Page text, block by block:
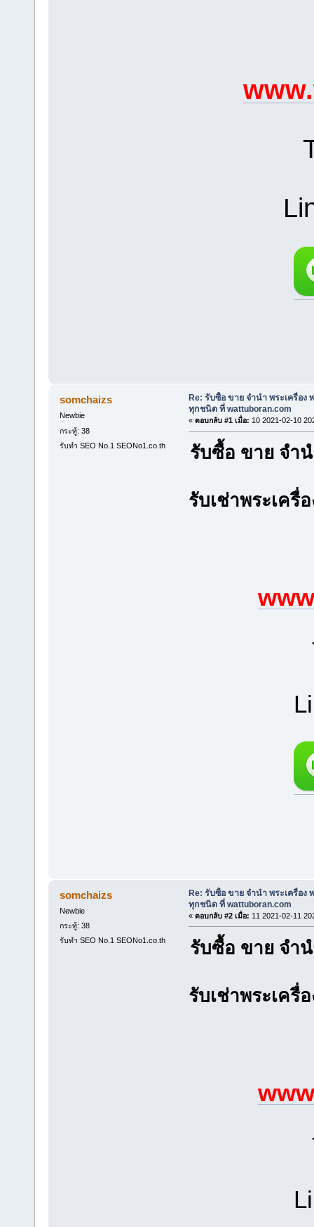
somchaizs
Newbie
กระทู้: 38
รับทำ SEO No.1 SEONo1.co.th
Re: รับซื้อ ขาย จำนำ พระเครื่อง
ทุกชนิด ที่ wattuboran.com
« ตอบกลับ #1 เมื่อ: 10 2021-02-10
รับซื้อ ขาย จำ
รับเช่าพระเครื่
somchaizs
Newbie
กระทู้: 38
รับทำ SEO No.1 SEONo1.co.th
Re: รับซื้อ ขาย จำนำ พระเครื่อง
ทุกชนิด ที่ wattuboran.com
« ตอบกลับ #2 เมื่อ: 11 2021-02-11
รับซื้อ ขาย จำ
รับเช่าพระเครื่